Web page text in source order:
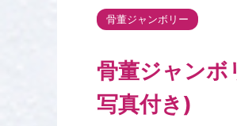
骨董ジャンボリー
骨董ジャンボ
写真付き)